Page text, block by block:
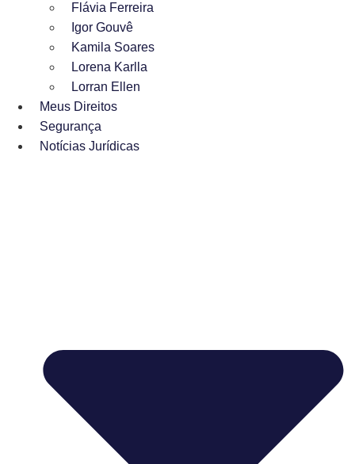
Flávia Ferreira
Igor Gouvê
Kamila Soares
Lorena Karlla
Lorran Ellen
Meus Direitos
Segurança
Notícias Jurídicas